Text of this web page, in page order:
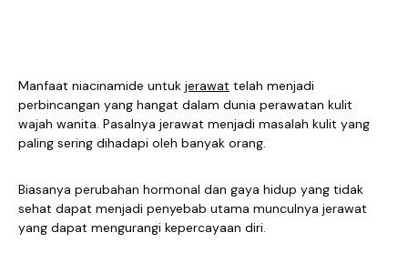
Manfaat niacinamide untuk jerawat telah menjadi
perbincangan yang hangat dalam dunia perawatan kulit
wajah wanita. Pasalnya jerawat menjadi masalah kulit yang
paling sering dihadapi oleh banyak orang.
Biasanya perubahan hormonal dan gaya hidup yang tidak
sehat dapat menjadi penyebab utama munculnya jerawat
yang dapat mengurangi kepercayaan diri.